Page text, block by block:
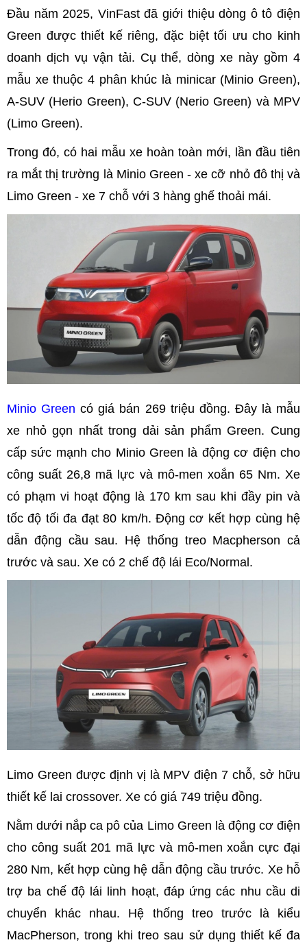
Đầu năm 2025, VinFast đã giới thiệu dòng ô tô điện
Green được thiết kế riêng, đặc biệt tối ưu cho kinh
doanh dịch vụ vận tải. Cụ thể, dòng xe này gồm 4
mẫu xe thuộc 4 phân khúc là minicar (Minio Green),
A-SUV (Herio Green), C-SUV (Nerio Green) và MPV
(Limo Green).
Trong đó, có hai mẫu xe hoàn toàn mới, lần đầu tiên
ra mắt thị trường là Minio Green - xe cỡ nhỏ đô thị và
Limo Green - xe 7 chỗ với 3 hàng ghế thoải mái.
Minio Green có giá bán 269 triệu đồng. Đây là mẫu
xe nhỏ gọn nhất trong dải sản phẩm Green. Cung
cấp sức mạnh cho Minio Green là động cơ điện cho
công suất 26,8 mã lực và mô-men xoắn 65 Nm. Xe
có phạm vi hoạt động là 170 km sau khi đầy pin và
tốc độ tối đa đạt 80 km/h. Động cơ kết hợp cùng hệ
dẫn động cầu sau. Hệ thống treo Macpherson cả
trước và sau. Xe có 2 chế độ lái Eco/Normal.
Limo Green được định vị là MPV điện 7 chỗ, sở hữu
thiết kế lai crossover. Xe có giá 749 triệu đồng.
Nằm dưới nắp ca pô của Limo Green là động cơ điện
cho công suất 201 mã lực và mô-men xoắn cực đại
280 Nm, kết hợp cùng hệ dẫn động cầu trước. Xe hỗ
trợ ba chế độ lái linh hoạt, đáp ứng các nhu cầu di
chuyển khác nhau. Hệ thống treo trước là kiểu
MacPherson, trong khi treo sau sử dụng thiết kế đa